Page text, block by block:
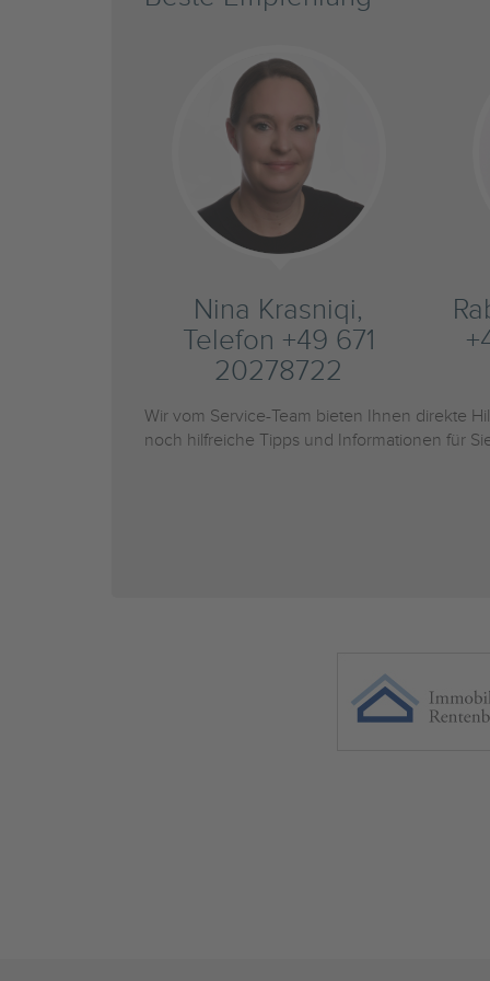
Nina Krasniqi,
Telefon +49 671
20278722
Wir vom Service-Team bieten Ihnen direkte
noch hilfreiche Tipps und Informationen für